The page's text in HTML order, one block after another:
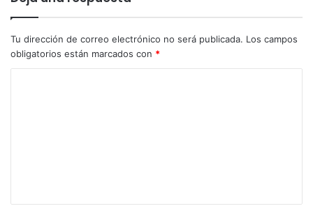
Tu dirección de correo electrónico no será publicada. Los campos
obligatorios están marcados con *